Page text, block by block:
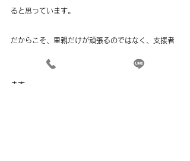
ると思っています。
だからこそ、里親だけが頑張るのではなく、支援者
組みと共に育てていくことが大切なんだと考えてい
ます。